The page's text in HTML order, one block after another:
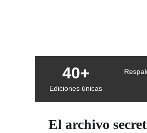
40+
Ediciones únicas
El archivo